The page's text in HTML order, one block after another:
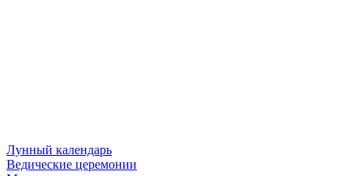
Лунный календарь
Ведические церемонии